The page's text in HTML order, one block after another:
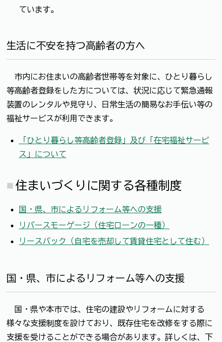
ています。
生活に不安を持つ高齢者の方へ
市内にお住まいの高齢者世帯等を対象に、ひとり暮らし
等高齢者登録をした方については、状況に応じて緊急通報
装置のレンタルや見守り、日常生活の簡易なお手伝い等の
福祉サービスが利用できます。
「ひとり暮らし等高齢者登録」及び「在宅福祉サービ
ス」について
住まいづくりに関する各種制度
国・県、市によるリフォーム等への支援
リバースモーゲージ（住宅ローンの一種）
リースバック（自宅を売却して賃貸住宅として住む）
国・県、市によるリフォーム等への支援
国・県や本市では、住宅の建設やリフォームに対する
様々な支援制度を設けており、既存住宅を改修をする際に
支援を受けることができる場合があります。詳しくは、下